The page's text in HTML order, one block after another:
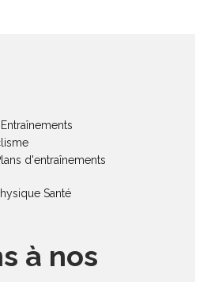
Entraînements
d'entraînements
Santé
à nos